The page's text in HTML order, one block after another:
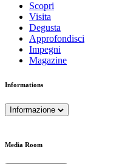
Scopri
Visita
Degusta
Approfondisci
Impegni
Magazine
Informations
Informazione
Media Room